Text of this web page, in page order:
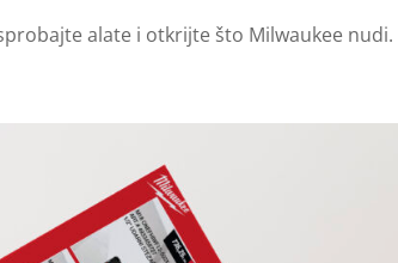
alate i otkrijte što Milwaukee nudi.